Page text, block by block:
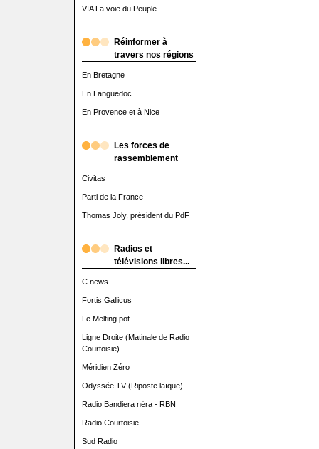
VIA La voie du Peuple
Réinformer à
travers nos régions
En Bretagne
En Languedoc
En Provence et à Nice
Les forces de
rassemblement
Civitas
Parti de la France
Thomas Joly, président du PdF
Radios et
télévisions libres...
C news
Fortis Gallicus
Le Melting pot
Ligne Droite (Matinale de Radio
Courtoisie)
Méridien Zéro
Odyssée TV (Riposte laïque)
Radio Bandiera néra - RBN
Radio Courtoisie
Sud Radio